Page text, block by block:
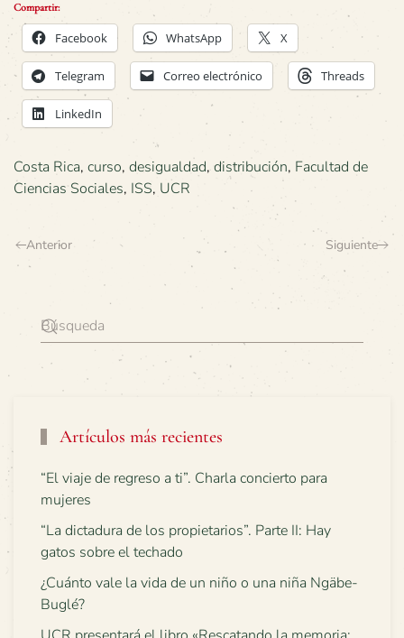
Compartir:
Facebook WhatsApp X
Telegram Correo electrónico Threads
LinkedIn
Costa Rica, curso, desigualdad, distribución, Facultad de
Ciencias Sociales, ISS, UCR
Anterior Siguiente
Artículos más recientes
“El viaje de regreso a ti”. Charla concierto para
mujeres
“La dictadura de los propietarios”. Parte II: Hay
gatos sobre el techado
¿Cuánto vale la vida de un niño o una niña Ngäbe-
Buglé?